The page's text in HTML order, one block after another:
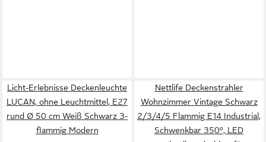
Licht-Erlebnisse Deckenleuchte
LUCAN, ohne Leuchtmittel, E27
rund Ø 50 cm Weiß Schwarz 3-
flammig Modern
Nettlife Deckenstrahler
Wohnzimmer Vintage Schwarz
2/3/4/5 Flammig E14 Industrial,
Schwenkbar 350°, LED